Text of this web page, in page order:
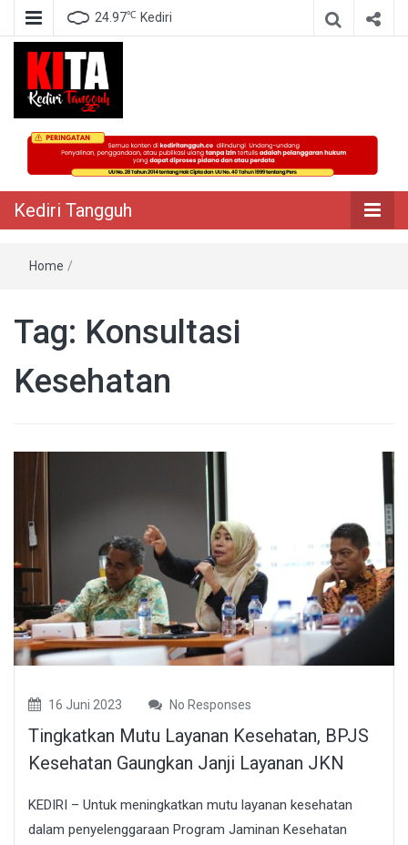
24.97℃ Kediri
Kediri Tangguh
Berita Akurat Terpercaya
Kediri Tangguh
Home /
Tag: Konsultasi
Kesehatan
16 Juni 2023 No Responses
Tingkatkan Mutu Layanan Kesehatan, BPJS
Kesehatan Gaungkan Janji Layanan JKN
KEDIRI – Untuk meningkatkan mutu layanan kesehatan
dalam penyelenggaraan Program Jaminan Kesehatan